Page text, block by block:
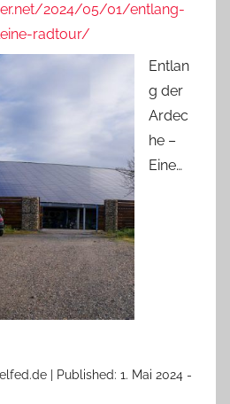
2024/05/01/entlang-
radtour/
Entlan
g der
Ardec
he –
Eine…
Published: 1. Mai 2024 -